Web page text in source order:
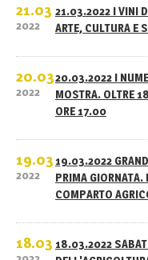
21.03
2022
21.03.2022 I VINI
ARTE, CULTURA E
20.03
2022
20.03.2022 I
MOSTRA. OLTRE
ORE 17.00
19.03
2022
19.03.2022
PRIMA GIORNATA.
COMPARTO
18.03 18.03.2022